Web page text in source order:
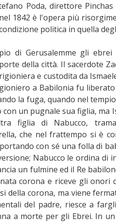
Poda, direttore
1842 è l'opera più
politica in quella
di Gerusalemme gli
della città. Il sacerdote
e custodita da
a Babilonia fu
la fuga, quando nel
con un pugnale sua figlia, ma
figlia di Nabucco,
che nel frattempo si è
con sé una folla di
Nabucco le ordina di
un fulmine ed il Re
corona e riceve gli
della corona, ma viene
del padre, riesce a
a morte per gli Ebrei. In